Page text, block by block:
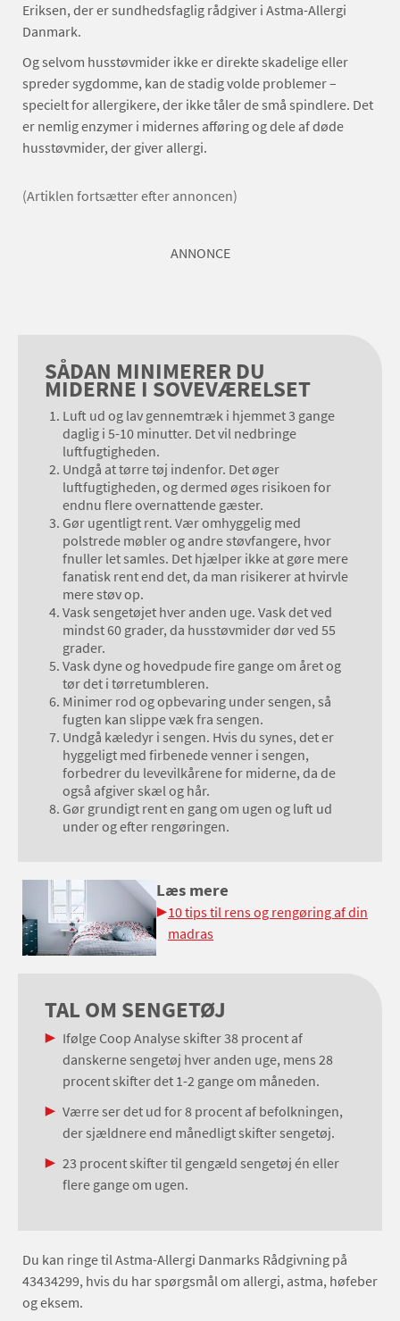
Eriksen, der er sundhedsfaglig rådgiver i Astma-Allergi
Danmark.
Og selvom husstøvmider ikke er direkte skadelige eller
spreder sygdomme, kan de stadig volde problemer –
specielt for allergikere, der ikke tåler de små spindlere. Det
er nemlig enzymer i midernes afføring og dele af døde
husstøvmider, der giver allergi.
(Artiklen fortsætter efter annoncen)
ANNONCE
SÅDAN MINIMERER DU
MIDERNE I SOVEVÆRELSET
Luft ud og lav gennemtræk i hjemmet 3 gange
daglig i 5-10 minutter. Det vil nedbringe
luftfugtigheden.
Undgå at tørre tøj indenfor. Det øger
luftfugtigheden, og dermed øges risikoen for
endnu flere overnattende gæster.
Gør ugentligt rent. Vær omhyggelig med
polstrede møbler og andre støvfangere, hvor
fnuller let samles. Det hjælper ikke at gøre mere
fanatisk rent end det, da man risikerer at hvirvle
mere støv op.
Vask sengetøjet hver anden uge. Vask det ved
mindst 60 grader, da husstøvmider dør ved 55
grader.
Vask dyne og hovedpude fire gange om året og
tør det i tørretumbleren.
Minimer rod og opbevaring under sengen, så
fugten kan slippe væk fra sengen.
Undgå kæledyr i sengen. Hvis du synes, det er
hyggeligt med firbenede venner i sengen,
forbedrer du levevilkårene for miderne, da de
også afgiver skæl og hår.
Gør grundigt rent en gang om ugen og luft ud
under og efter rengøringen.
Læs mere
10 tips til rens og rengøring af din
madras
TAL OM SENGETØJ
Ifølge Coop Analyse skifter 38 procent af
danskerne sengetøj hver anden uge, mens 28
procent skifter det 1-2 gange om måneden.
Værre ser det ud for 8 procent af befolkningen,
der sjældnere end månedligt skifter sengetøj.
23 procent skifter til gengæld sengetøj én eller
flere gange om ugen.
Du kan ringe til Astma-Allergi Danmarks Rådgivning på
43434299, hvis du har spørgsmål om allergi, astma, høfeber
og eksem.